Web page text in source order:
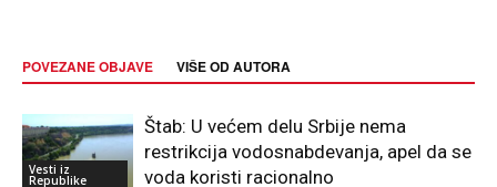
POVEZANE OBJAVE VIŠE OD AUTORA
Vesti iz
Republike
Štab: U većem delu Srbije nema
restrikcija vodosnabdevanja, apel da se
voda koristi racionalno